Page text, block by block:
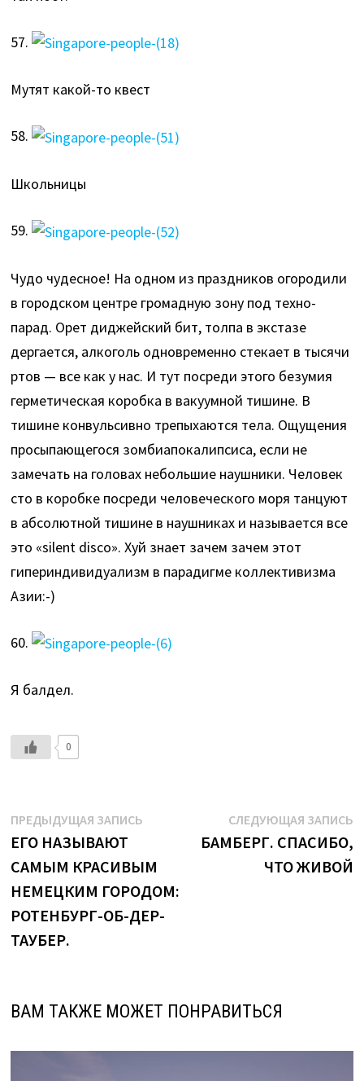
57.
Мутят какой-то квест
58.
Школьницы
59.
Чудо чудесное! На одном из праздников огородили
в городском центре громадную зону под техно-
парад. Орет диджейский бит, толпа в экстазе
дергается, алкоголь одновременно стекает в тысячи
ртов — все как у нас. И тут посреди этого безумия
герметическая коробка в вакуумной тишине. В
тишине конвульсивно трепыхаются тела. Ощущения
просыпающегося зомбиапокалипсиса, если не
замечать на головах небольшие наушники. Человек
сто в коробке посреди человеческого моря танцуют
в абсолютной тишине в наушниках и называется все
это «silent disco». Хуй знает зачем зачем этот
гипериндивидуализм в парадигме коллективизма
Азии:-)
60.
Я балдел.
0
Навигация
по
записям
ПРЕДЫДУЩАЯ ЗАПИСЬ
ЕГО НАЗЫВАЮТ
САМЫМ КРАСИВЫМ
НЕМЕЦКИМ ГОРОДОМ:
РОТЕНБУРГ-ОБ-ДЕР-
ТАУБЕР.
СЛЕДУЮЩАЯ ЗАПИСЬ
БАМБЕРГ. СПАСИБО,
ЧТО ЖИВОЙ
ВАМ ТАКЖЕ МОЖЕТ ПОНРАВИТЬСЯ